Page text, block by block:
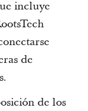
incluye
de
de los